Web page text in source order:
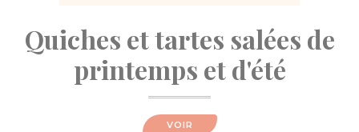
Quiches et tartes salées de
printemps et d'été
VOIR